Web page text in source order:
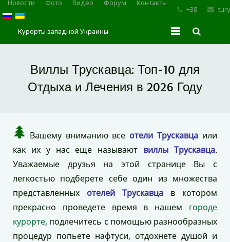
Новости Фото Видео Форум Контакты
+38
Курорты западной Украины
Моршин
Карпаты
Виллы Трускавца: Топ-10 для
Отдыха и Лечения в 2026 Году
Вашему вниманию все отели Трускавца или
как их у нас еще называют виллы Трускавца.
Уважаемые друзья на этой странице Вы с
легкостью подберете себе один из множества
представленных отелей Трускавца в котором
прекрасно проведете время в нашем городе
курорте, подлечитесь с помощью разнообразных
процедур попьете нафтуси, отдохнете душой и